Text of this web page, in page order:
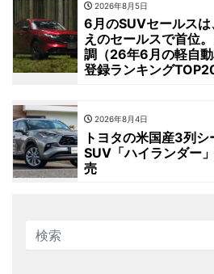
2026年8月5日
6月のSUVセールス
えのセールスで首位
調（26年6月の軽自
登録ランキングTOP20
2026年8月4日
トヨタの米国産3列
SUV「ハイランダー
売